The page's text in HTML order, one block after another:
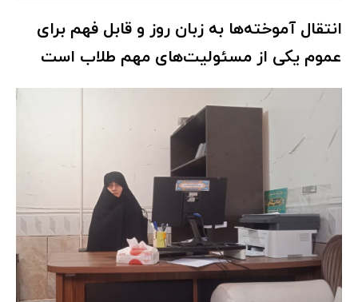
انتقال آموخته‌ها به زبان روز و قابل فهم برای
عموم یکی از مسئولیت‌های مهم طلاب است